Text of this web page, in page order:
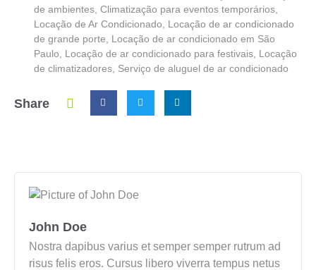
de ambientes Climatização para eventos temporários
Locação de Ar Condicionado
Locação de ar condicionado
de grande porte
Locação de ar condicionado em São
Paulo
Locação de ar condicionado para festivais Locação
de climatizadores Serviço de aluguel de ar condicionado
Share
John Doe
Nostra dapibus varius et semper semper rutrum ad
risus felis eros. Cursus libero viverra tempus netus